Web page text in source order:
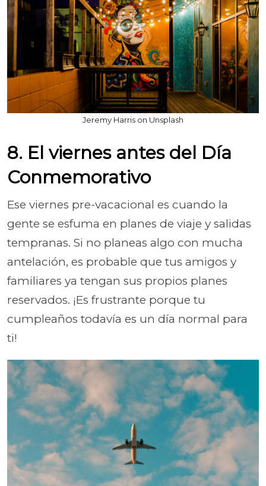
Jeremy Harris on Unsplash
8. El viernes antes del Día
Conmemorativo
Ese viernes pre-vacacional es cuando la
gente se esfuma en planes de viaje y salidas
tempranas. Si no planeas algo con mucha
antelación, es probable que tus amigos y
familiares ya tengan sus propios planes
reservados. ¡Es frustrante porque tu
cumpleaños todavía es un día normal para
ti!